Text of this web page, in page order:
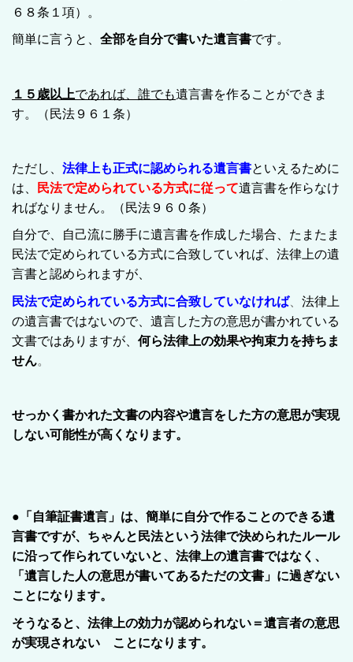
６８条１項）。
簡単に言うと、 全部を自分で書いた遺言書です。
１５歳以上であれば、誰でも遺言書を作ることができま
す。（民法９６１条）
ただし、 法律上も正式に認められる遺言書といえるために
は、
民法で定められている方式に従って遺言書を作らなけ
ればなりません。（民法９６０条）
自分で、自己流に勝手に遺言書を作成した場合、たまたま
民法で定められている方式に合致していれば、法律上の遺
言書と認められますが、
民法で定められている方式に合致していなければ、 法律上
の遺言書ではないので、遺言した方の意思が書かれている
文書ではありますが、 何ら法律上の効果や拘束力を持ちま
せん。
せっかく書かれた文書の内容や遺言をした方の意思が実現
しない可能性が高くなります。
●「自筆証書遺言」は、簡単に自分で作ることのできる遺
言書ですが、ちゃんと民法という法律で決められたルール
に沿って作られていないと、法律上の遺言書ではなく、
「遺言した人の意思が書いてあるただの文書」に過ぎない
ことになります。
そうなると、法律上の効力が認められない＝遺言者の意思
が実現されない ことになります。